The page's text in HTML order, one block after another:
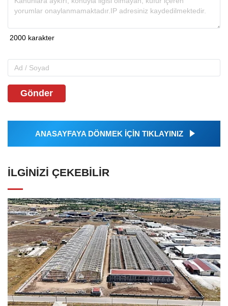
Gönder
ANASAYFAYA DÖNMEK İÇİN TIKLAYINIZ
İLGINIZI ÇEKEBILIR